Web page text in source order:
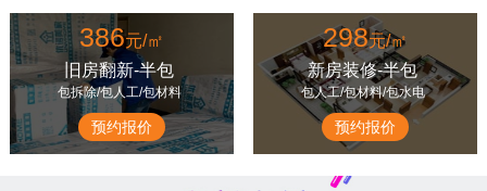
成都老旧小区二手房装修流程及工期
成都老房翻新需要办理的装修手续
成都老房翻新攻略：墙面翻新步骤及
成都二手房简装攻略：预算有限也能
386元/㎡
旧房翻新-半包
包拆除/包人工/包材料
预约报价
298元/㎡
新房装修-半包
包人工/包材料/包水电
预约报价